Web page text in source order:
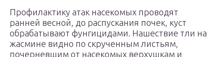
Профилактику атак насекомых проводят
ранней весной, до распускания почек, куст
обрабатывают фунгицидами. Нашествие тли на
жасмине видно по скрученным листьям,
почерневшим от насекомых верхушкам и